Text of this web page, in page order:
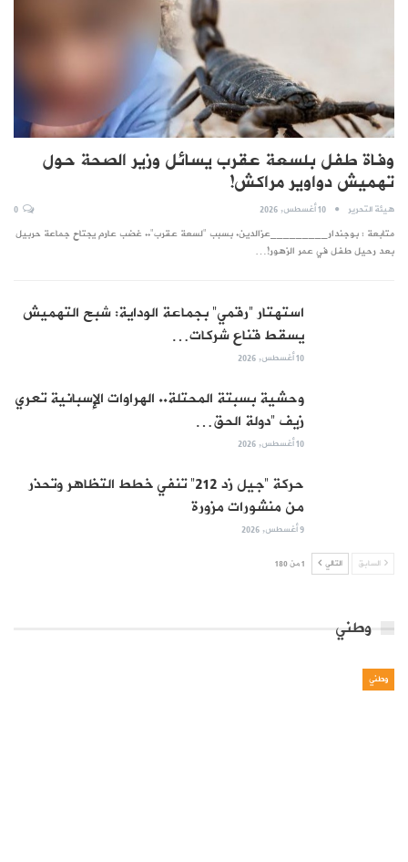
وفاة طفل بلسعة عقرب يسائل وزير الصحة حول
تهميش دواوير مراكش!
هيئة التحرير 10 أغسطس, 2026
متابعة : بوجندار_________عزالدين. بسبب "لسعة عقرب".. غضب عارم يجتاح جماعة حربيل
بعد رحيل طفل في عمر الزهور!…
استهتار “رقمي” بجماعة الوداية: شبح التهميش
يسقط قناع شركات…
10 أغسطس, 2026
وحشية بسبتة المحتلة.. الهراوات الإسبانية تعري
زيف “دولة الحق…
10 أغسطس, 2026
حركة “جيل زد 212” تنفي خطط التظاهر وتحذر
من منشورات مزورة
9 أغسطس, 2026
السابق التالي 1 من 180
وطني
وطني